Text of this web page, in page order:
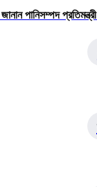
জানান পানিসম্পদ